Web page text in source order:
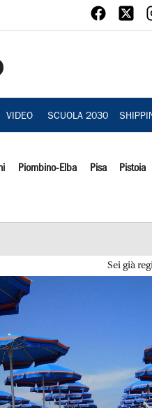
VIDEO SCUOLA 2030
Piombino-Elba Pisa Pistoia
Sei già